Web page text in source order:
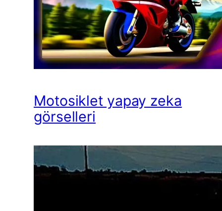
Motosiklet yapay zeka
görselleri